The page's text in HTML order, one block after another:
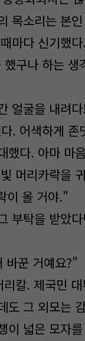
목소리는 본
마다 신기했
구나 하는
얼굴을 내려
. 어색하게
했다. 아마 마
머리카락을
이 올 거야."
부탁을 받았
바꾼 거예요?"
칼. 제국민
도 그 외모는
이 넓은 모자